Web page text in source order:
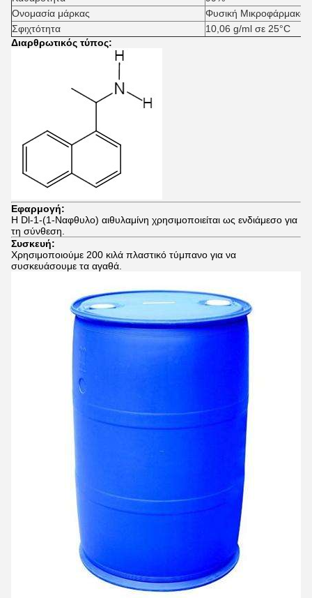
Ονομασία μάρκας
Φυσική Μικροφάρμακο
Σφιχτότητα
10,06 g/ml σε 25°C
Διαρθρωτικός τύπος:
Εφαρμογή:
Η Dl-1-(1-Ναφθυλο) αιθυλαμίνη χρησιμοποιείται ως ενδιάμεσο για
τη σύνθεση.
Συσκευή:
Χρησιμοποιούμε 200 κιλά πλαστικό τύμπανο για να
συσκευάσουμε τα αγαθά.